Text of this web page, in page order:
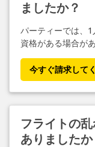
ましたか？
パーティーでは、
資格がある場合があ
今すぐ請求して
フライトの
ありましたか